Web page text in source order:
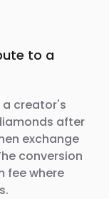
to a
creator's
after
exchange
conversion
fee where